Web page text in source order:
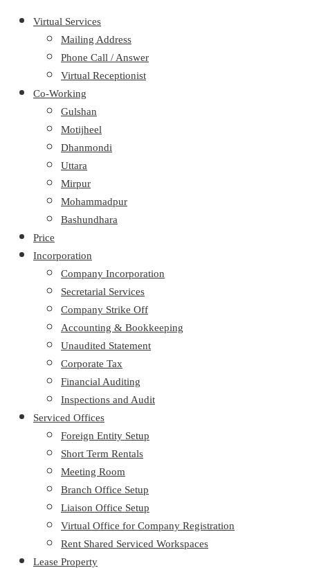
Virtual Services
Mailing Address
Phone Call / Answer
Virtual Receptionist
Co-Working
Gulshan
Motijheel
Dhanmondi
Uttara
Mirpur
Mohammadpur
Bashundhara
Price
Incorporation
Company Incorporation
Secretarial Services
Company Strike Off
Accounting & Bookkeeping
Unaudited Statement
Corporate Tax
Financial Auditing
Inspections and Audit
Serviced Offices
Foreign Entity Setup
Short Term Rentals
Meeting Room
Branch Office Setup
Liaison Office Setup
Virtual Office for Company Registration
Rent Shared Serviced Workspaces
Lease Property